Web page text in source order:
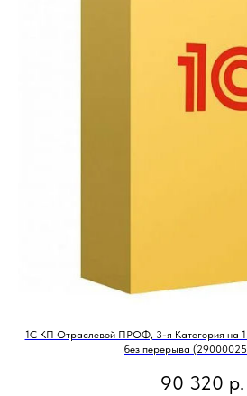
1С КП Отраслевой ПРОФ, 3-я Категория на
без перерыва
90 320 р.